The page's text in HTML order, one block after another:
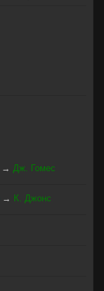
→ Дж. Гомес
→ К. Джонс